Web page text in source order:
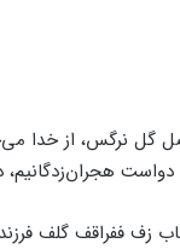
گل‌ نرگس‌، از خدا
هجران‌زدگانیم‌،
زف ففراقف گلف